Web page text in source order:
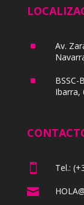
^
Av.
^
BSSC-
Ibarra,
 Tel.:
